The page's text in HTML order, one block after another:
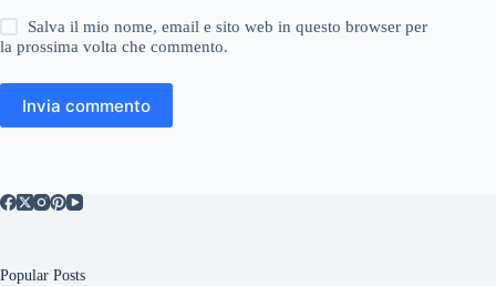
Salva il mio nome, email e sito web in questo browser per
la prossima volta che commento.
Invia commento
Popular Posts